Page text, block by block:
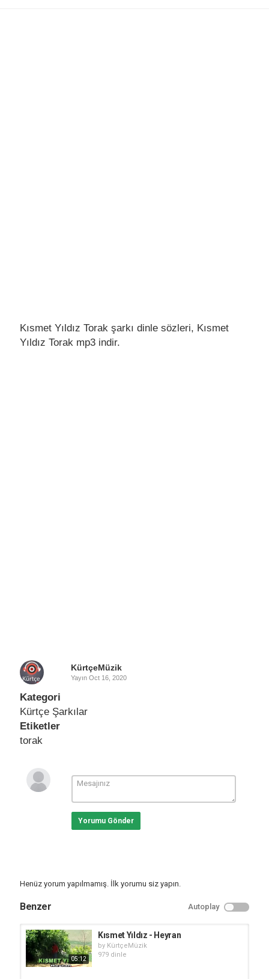
Kısmet Yıldız Torak şarkı dinle sözleri, Kısmet
Yıldız Torak mp3 indir.
KürtçeMüzik
Yayın Oct 16, 2020
Kategori
Kürtçe Şarkılar
Etiketler
torak
Yorumu Gönder
Henüz yorum yapılmamış. İlk yorumu siz yapın.
Benzer Autoplay
05:12
Kısmet Yıldız - Heyran
by KürtçeMüzik
979 dinle